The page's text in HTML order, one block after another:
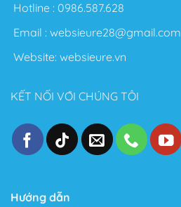
Hotline : 0986.587.628
Email : websieure28@gmail.com
Website: websieure.vn
KẾT NỐI VỚI CHÚNG TÔI
Hướng dẫn